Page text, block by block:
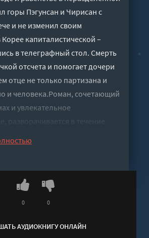
горы Пэгунсан и Чирисан с
и не изменил своим
капиталистической –
в телеграфный стол. Смерть
отсчета и помогает дочери
отце не только партизана и
и человека.Роман, сочетающий
и увлекательное
разворачивается в течение
историями, рассказанными на
стиль автора вскрывает
где идеалы сталкивались друг
АУДИОКНИГУ ОНЛАЙН
0 0